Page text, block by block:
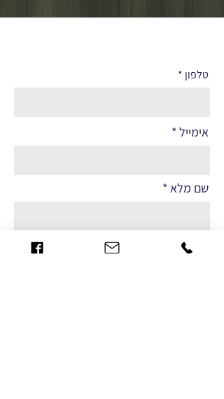
טלפון
אימייל
שם מלא
הערות